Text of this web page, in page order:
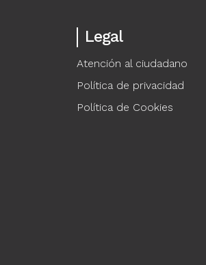
Legal
Atención al ciudadano
Política de privacidad
Política de Cookies